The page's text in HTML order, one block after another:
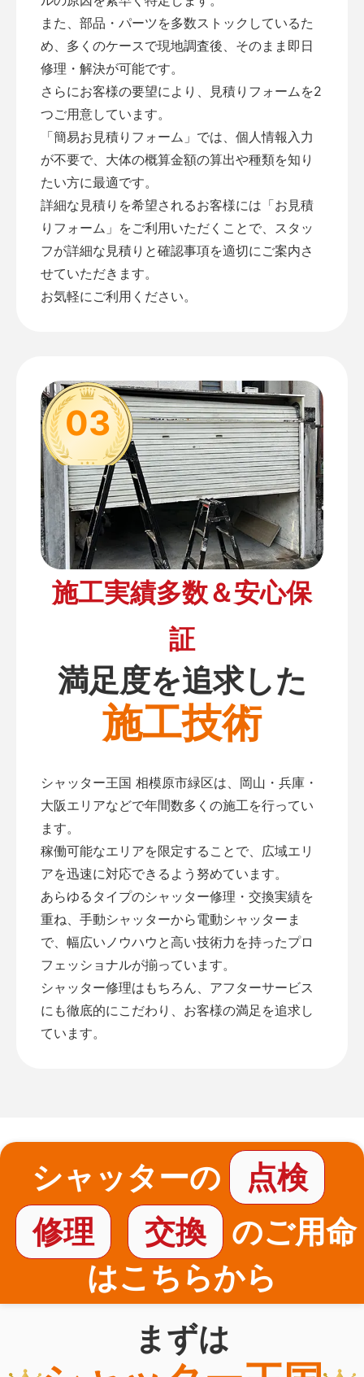
また、部品・パーツを多数ストックしているた
め、多くのケースで現地調査後、そのまま即日
修理・解決が可能です。
さらにお客様の要望により、見積りフォームを2
つご用意しています。
「簡易お見積りフォーム 」では、個人情報入力
が不要で、大体の概算金額の算出や種類を知り
たい方に最適です。
詳細な見積りを希望されるお客様には「お見積
りフォーム 」をご利用いただくことで、スタッ
フが詳細な見積りと確認事項を適切にご案内さ
せていただきます。
お気軽にご利用ください。
03
施工実績多数＆安心保
証
満足度を追求した
施工技術
シャッター王国 相模原市緑区は、岡山・兵庫・
大阪エリアなどで年間数多くの施工を行ってい
ます。
稼働可能なエリアを限定することで、広域エリ
アを迅速に対応できるよう努めています。
あらゆるタイプのシャッター修理・交換実績を
重ね、手動シャッターから電動シャッターま
で、幅広いノウハウと高い技術力を持ったプロ
フェッショナルが揃っています。
シャッター修理はもちろん、アフターサービス
にも徹底的にこだわり、お客様の満足を追求し
ています。
シャッターの
点検
修理
交換
のご用命
はこちらから
まずは